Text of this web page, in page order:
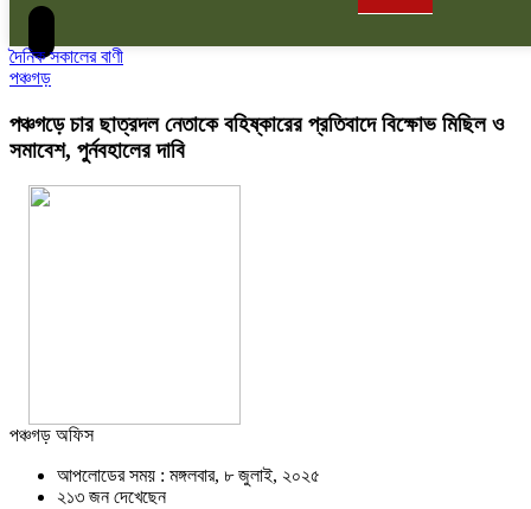
দৈনিক সকালের বাণী
পঞ্চগড়
পঞ্চগড়ে চার ছাত্রদল নেতাকে বহিষ্কারের প্রতিবাদে বিক্ষোভ মিছিল ও
সমাবেশ, পুর্নবহালের দাবি
পঞ্চগড় অফিস
আপলোডের সময় : মঙ্গলবার, ৮ জুলাই, ২০২৫
২১৩ জন দেখেছেন